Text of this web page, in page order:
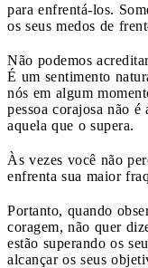
para enfrentá-los.
os seus medos de
Não podemos
É um sentimento
nós em algum
pessoa corajosa não
aquela que o supera.
Às vezes você não
enfrenta sua maior
Portanto, quando
coragem, não quer
estão superando os
alcançar os seus